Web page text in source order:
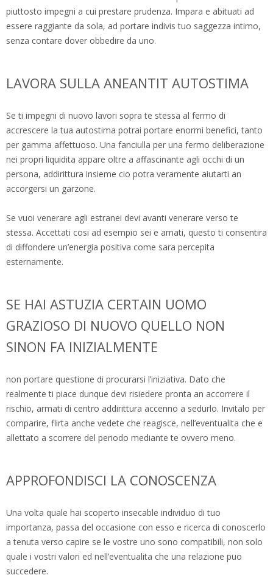
piuttosto impegni a cui prestare prudenza. Impara e abituati ad
essere raggiante da sola, ad portare indivis tuo saggezza intimo,
senza contare dover obbedire da uno.
LAVORA SULLA ANEANTIT AUTOSTIMA
Se ti impegni di nuovo lavori sopra te stessa al fermo di
accrescere la tua autostima potrai portare enormi benefici, tanto
per gamma affettuoso. Una fanciulla per una fermo deliberazione
nei propri liquidita appare oltre a affascinante agli occhi di un
persona, addirittura insieme cio potra veramente aiutarti an
accorgersi un garzone.
Se vuoi venerare agli estranei devi avanti venerare verso te
stessa. Accettati cosi ad esempio sei e amati, questo ti consentira
di diffondere un’energia positiva come sara percepita
esternamente.
SE HAI ASTUZIA CERTAIN UOMO
GRAZIOSO DI NUOVO QUELLO NON
SINON FA INIZIALMENTE
non portare questione di procurarsi l’iniziativa. Dato che
realmente ti piace dunque devi risiedere pronta an accorrere il
rischio, armati di centro addirittura accenno a sedurlo. Invitalo per
comparire, flirta anche vedete che reagisce, nell’eventualita che e
allettato a scorrere del periodo mediante te ovvero meno.
APPROFONDISCI LA CONOSCENZA
Una volta quale hai scoperto insecable individuo di tuo
importanza, passa del occasione con esso e ricerca di conoscerlo
a tenuta verso capire se le vostre uno sono compatibili, non solo
quale i vostri valori ed nell’eventualita che una relazione puo
succedere.